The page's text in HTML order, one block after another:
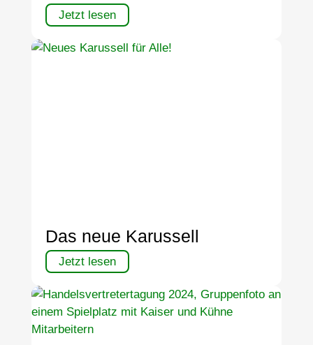
Jetzt lesen
Das neue Karussell
Jetzt lesen